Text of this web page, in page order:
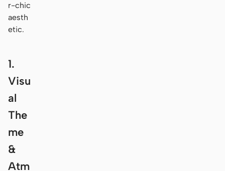
r-chic
aesth
etic.
1.
Visu
al
The
me
&
Atm